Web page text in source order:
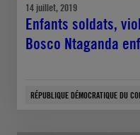
14 juillet, 2019
Enfants soldats,
Bosco Ntaganda
RÉPUBLIQUE DÉMOCRATIQUE DU